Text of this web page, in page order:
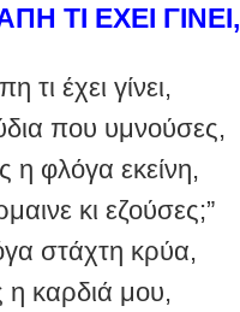
ΤΙ ΕΧΕΙ ΓΙΝΕΙ,
τι έχει γίνει,
που υμνούσες,
η φλόγα εκείνη,
κι εζούσες;”
στάχτη κρύα,
η καρδιά μου,